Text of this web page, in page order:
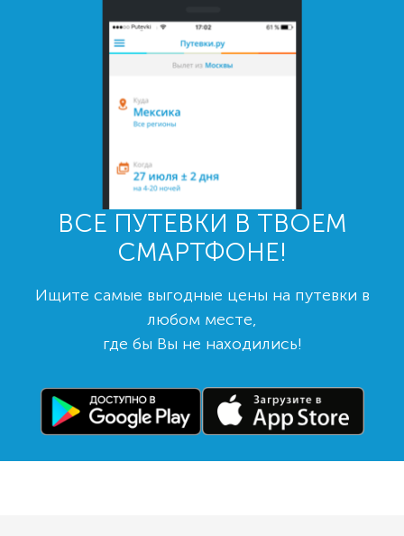
ВСЕ ПУТЕВКИ В ТВОЕМ
СМАРТФОНЕ!
Ищите самые выгодные цены на путевки в
любом месте,
где бы Вы не находились!